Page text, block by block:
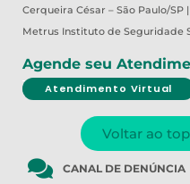
Cerqueira César – São Paulo/SP |
Metrus Instituto de Seguridade
Agende seu
Atendimento Virtual
CANAL DE DENÚNCIA
Voltar ao